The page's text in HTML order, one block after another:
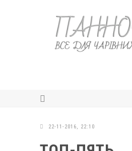
22-11-2016, 22:10